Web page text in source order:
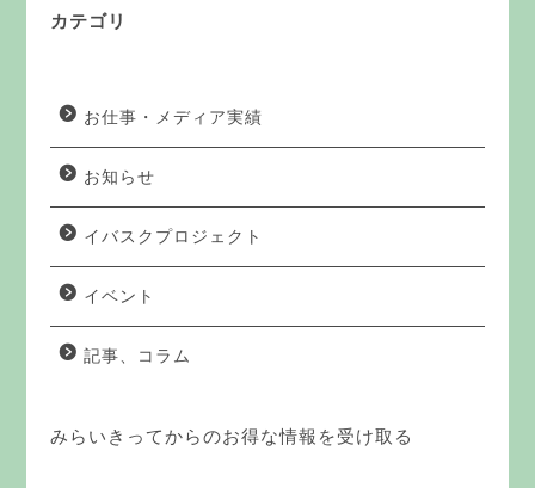
カテゴリ
お仕事・メディア実績
お知らせ
イバスクプロジェクト
イベント
記事、コラム
みらいきってからのお得な情報を受け取る